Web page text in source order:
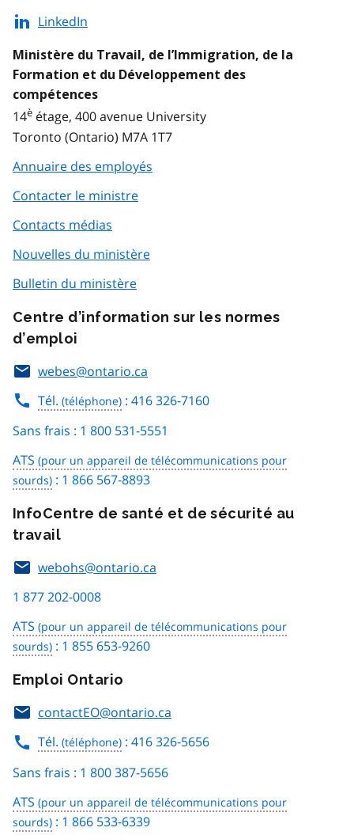
LinkedIn
Ministère du Travail, de l’Immigration, de la
Formation et du Développement des
compétences
14è étage, 400 avenue University
Toronto (Ontario) M7A 1T7
Annuaire des employés
Contacter le ministre
Contacts médias
Nouvelles du ministère
Bulletin du ministère
Centre d’information sur les normes
d’emploi
webes@ontario.ca
Tél.
: 416 326-7160
Sans frais : 1 800 531-5551
ATS
: 1 866 567-8893
InfoCentre de santé et de sécurité au
travail
webohs@ontario.ca
1 877 202-0008
ATS
: 1 855 653-9260
Emploi Ontario
contactEO@ontario.ca
Tél.
: 416 326-5656
Sans frais : 1 800 387-5656
ATS
: 1 866 533-6339